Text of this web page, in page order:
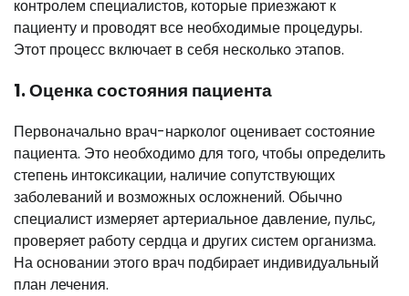
контролем специалистов, которые приезжают к
пациенту и проводят все необходимые процедуры.
Этот процесс включает в себя несколько этапов.
1. Оценка состояния пациента
Первоначально врач-нарколог оценивает состояние
пациента. Это необходимо для того, чтобы определить
степень интоксикации, наличие сопутствующих
заболеваний и возможных осложнений. Обычно
специалист измеряет артериальное давление, пульс,
проверяет работу сердца и других систем организма.
На основании этого врач подбирает индивидуальный
план лечения.